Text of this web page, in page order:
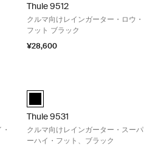
Thule 9512
クルマ向けレインガーター・ロウ・
フット ブラック
¥28,600
black (selected)
Thule 9531
クルマ向けレインガーター・スーパ
ーハイ・フット、ブラック